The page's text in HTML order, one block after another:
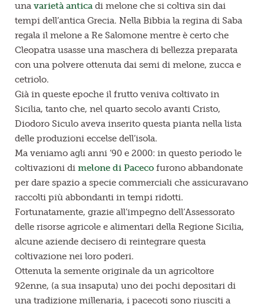
una varietà anticadi melone che si coltiva sin dai
tempi dell’antica Grecia. Nella Bibbia la regina di Saba
regala il melone a Re Salomone mentre è certo che
Cleopatra usasse una maschera di bellezza preparata
con una polvere ottenuta dai semi di melone, zucca e
cetriolo.
Già in queste epoche il frutto veniva coltivato in
Sicilia, tanto che, nel quarto secolo avanti Cristo,
Diodoro Siculo aveva inserito questa pianta nella lista
delle produzioni eccelse dell’isola.
Ma veniamo agli anni ‘90 e 2000: in questo periodo le
coltivazioni di melone di Paceco furono abbandonate
per dare spazio a specie commerciali che assicuravano
raccolti più abbondanti in tempi ridotti.
Fortunatamente, grazie all’impegno dell’Assessorato
delle risorse agricole e alimentari della Regione Sicilia,
alcune aziende decisero di reintegrare questa
coltivazione nei loro poderi.
Ottenuta la semente originale da un agricoltore
92enne, (a sua insaputa) uno dei pochi depositari di
una tradizione millenaria, i pacecoti sono riusciti a